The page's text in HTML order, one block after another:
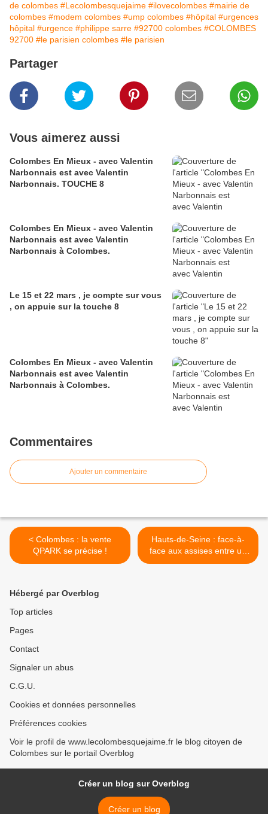
de colombes #Lecolombesquejaime #ilovecolombes #mairie de
colombes #modem colombes #ump colombes #hôpital #urgences
hôpital #urgence #philippe sarre #92700 colombes #COLOMBES
92700 #le parisien colombes #le parisien
Partager
Vous aimerez aussi
Colombes En Mieux - avec Valentin
Narbonnais est avec Valentin
Narbonnais. TOUCHE 8
Colombes En Mieux - avec Valentin
Narbonnais est avec Valentin
Narbonnais à Colombes.
Le 15 et 22 mars , je compte sur vous
, on appuie sur la touche 8
Colombes En Mieux - avec Valentin
Narbonnais est avec Valentin
Narbonnais à Colombes.
Commentaires
Ajouter un commentaire
< Colombes : la vente
QPARK se précise !
Hauts-de-Seine : face-à-
face aux assises entre un
homme et ceux qui l'ont
Hébergé par Overblog
Top articles
Pages
Contact
Signaler un abus
C.G.U.
Cookies et données personnelles
Préférences cookies
Voir le profil de www.lecolombesquejaime.fr le blog citoyen de
Colombes sur le portail Overblog
Créer un blog sur Overblog
Créer un blog